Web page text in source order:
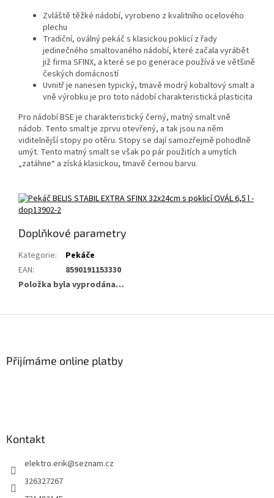
Zvláště těžké nádobí, vyrobeno z kvalitního ocelového
plechu
Tradiční, oválný pekáč s klasickou poklicí z řady
jedinečného smaltovaného nádobí, které začala vyrábět
již firma SFINX, a které se po generace používá ve většině
českých domácností
Uvnitř je nanesen typický, tmavě modrý kobaltový smalt a
vně výrobku je pro toto nádobí charakteristická plasticita
Pro nádobí BSE je charakteristický černý, matný smalt vně
nádob. Tento smalt je zprvu otevřený, a tak jsou na něm
viditelnější stopy po otěru. Stopy se dají samozřejmě pohodlně
umýt. Tento matný smalt se však po pár použitích a umytích
„zatáhne“ a získá klasickou, tmavě černou barvu.
Doplňkové parametry
Kategorie:
Pekáče
EAN:
8590191153330
Položka byla vyprodána…
Přijímáme online platby
Kontakt
elektro.erik@seznam.cz
326327267